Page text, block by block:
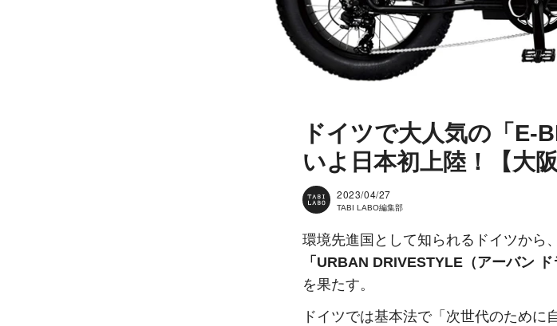
ドイツで大人気の「E-
いよ日本初上陸！【大阪
2023/04/27
TABI LABO編集部
環境先進国として知られるドイツから
「URBAN DRIVESTYLE（アーバン ド
を果たす。
ドイツでは基本法で「次世代のために